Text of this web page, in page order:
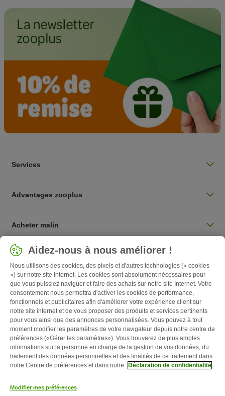
Services
Advantages zooplus
Acheter malin
Sélectionnez votre pays
Belgique / BE
Follow zooplus
Qui sommes-nous ? Emplois
Aidez-nous à nous améliorer !
Nous utilisons des cookies, des pixels et d'autres technologies (« cookies
») sur notre site Internet. Les cookies sont absolument nécessaires pour
que vous puissiez naviguer et faire des achats sur notre site Internet. Votre
consentement nous permettra d'activer les cookies de performance,
fonctionnels et publicitaires afin d'améliorer votre expérience client sur
notre site internet et de vous proposer des produits et services pertinents
pour vous ainsi que des annonces personnalisées. Vous pouvez à tout
moment modifier les paramètres de votre navigateur depuis notre centre de
préférences («Gérer les paramètres»). Vous trouverez de plus amples
informations sur la personne en charge de la gestion de vos données, du
traitement des données personnelles et des finalités de ce traitement dans
notre Centre de préférences et dans notre
Déclaration de confidentialité
Modifier mes préférences